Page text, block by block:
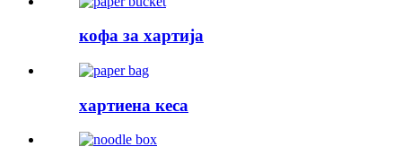
кофа за хартија
хартиена кеса